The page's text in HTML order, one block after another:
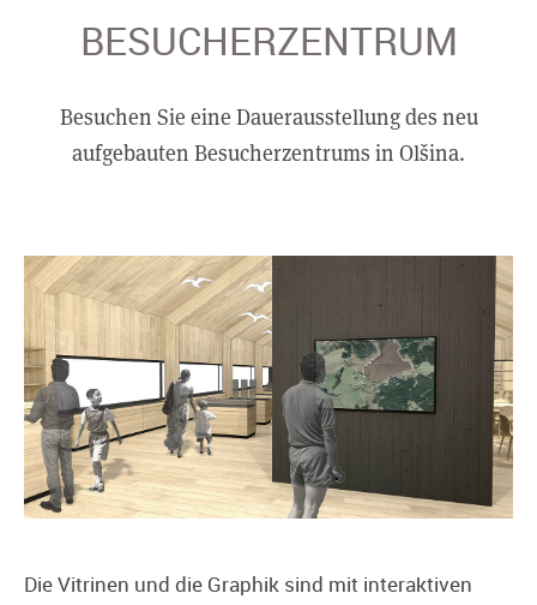
BESUCHERZENTRUM
Besuchen Sie eine Dauerausstellung des neu
aufgebauten Besucherzentrums in Olšina.
Die Vitrinen und die Graphik sind mit interaktiven